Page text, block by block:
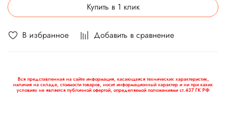
В избранное Добавить в сравнение
Купить в 1 клик
Вся представленная на сайте информация, касающаяся технических характеристик,
наличия на складе, стоимости товаров, носит информационный характер и ни при каких
условиях не является публичной офертой, определяемой положениями ст.437 ГК РФ